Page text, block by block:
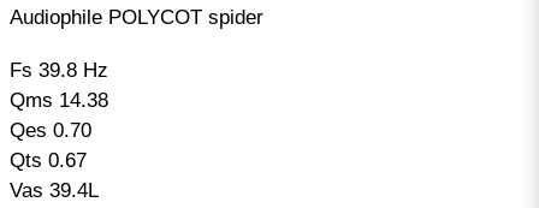
Audiophile POLYCOT spider
Fs 39.8 Hz
Qms 14.38
Qes 0.70
Qts 0.67
Vas 39.4L